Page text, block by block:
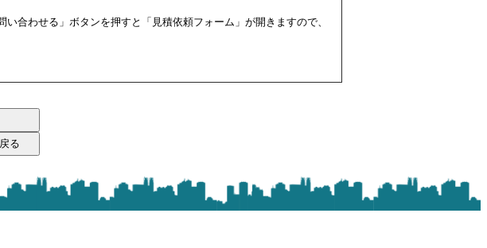
合わせる」ボタンを押すと「見積依頼フォーム」が開きますので、